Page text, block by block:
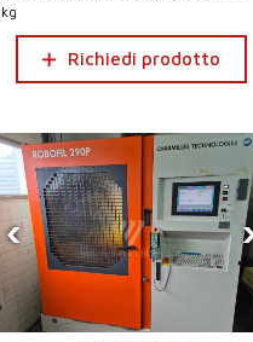
kg
Richiedi prodotto
‹